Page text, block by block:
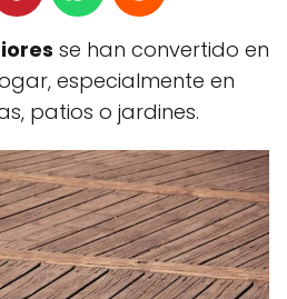
se han convertido en
especialmente en
patios o jardines.